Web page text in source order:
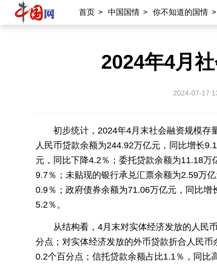
首页 > 中国国情 > 你不知道的国情 >
2024年4月
2024-07-17
初步统计，2024年4月末社会融资规模存
人民币贷款余额为244.92万亿元，同比增长
元，同比下降4.2％；委托贷款余额为11.18
9.7％；未贴现的银行承兑汇票余额为2.59万
0.9％；政府债券余额为71.06万亿元，同比
5.2％。
从结构看，4月末对实体经济发放的人民
分点；对实体经济发放的外币贷款折合人民
0.2个百分点；信托贷款余额占比1.1％，同比